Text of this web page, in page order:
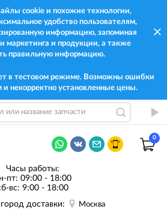
cookie и похожие технологии,
удобство пользователям,
информацию, запоминая
маркетинга и продукции, а также
правильную информацию.
в тестовом режиме. Возможны ошибки
и некорректно установленные цены.
0
Часы работы:
пт: 09:00 - 18:00
вс: 9:00 - 18:00
доставки:
Москва